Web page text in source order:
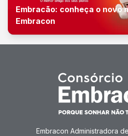
Embracão: conheça o novo
Embracon
Embracon Administradora